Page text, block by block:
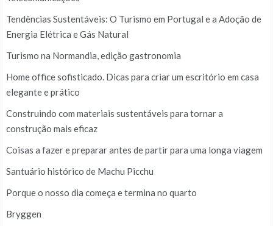
Tendências Sustentáveis: O Turismo em Portugal e a Adoção de
Energia Elétrica e Gás Natural
Turismo na Normandia, edição gastronomia
Home office sofisticado. Dicas para criar um escritório em casa
elegante e prático
Construindo com materiais sustentáveis para tornar a
construção mais eficaz
Coisas a fazer e preparar antes de partir para uma longa viagem
Santuário histórico de Machu Picchu
Porque o nosso dia começa e termina no quarto
Bryggen